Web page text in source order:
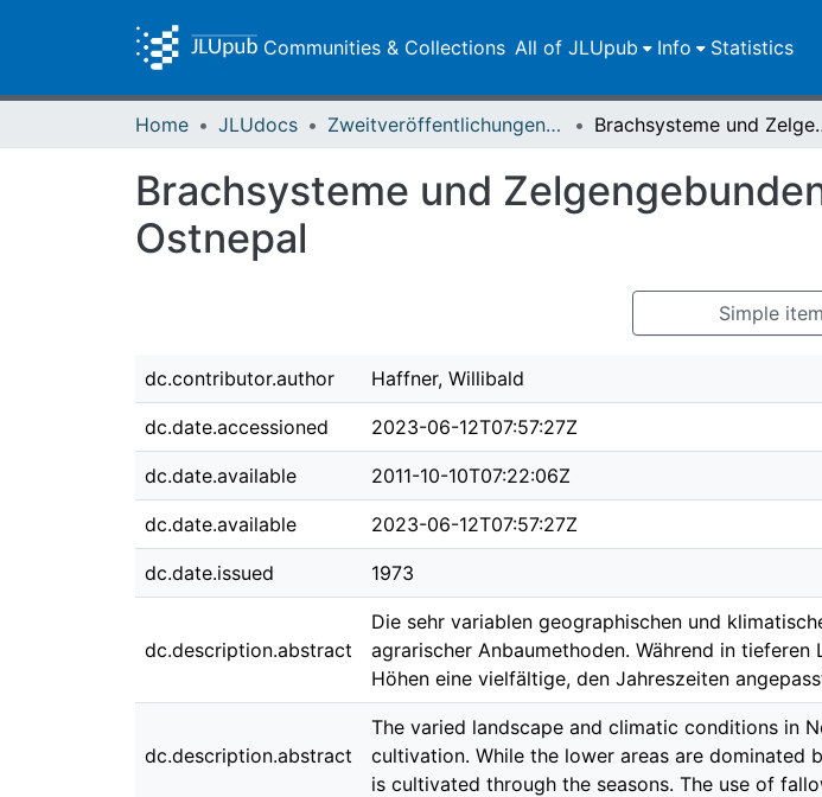
Communities & Collections All of JLUpub Info Statistics
Home JLUdocs Zweitveröffentlichungen (grüner Weg) Brachsysteme und
Brachsysteme und
Ostnepal
Simple
dc.contributor.author Haffner, Willibald
dc.date.accessioned 2023-06-12T07:57:27Z
dc.date.available 2011-10-10T07:22:06Z
dc.date.available 2023-06-12T07:57:27Z
dc.date.issued 1973
dc.description.abstract
Die sehr variablen geographischen und
agrarischer Anbaumethoden. Während in
Höhen eine vielfältige, den Jahreszeiten
dc.description.abstract
The varied landscape and climatic conditions in
cultivation. While the lower areas are
is cultivated through the seasons. The use of